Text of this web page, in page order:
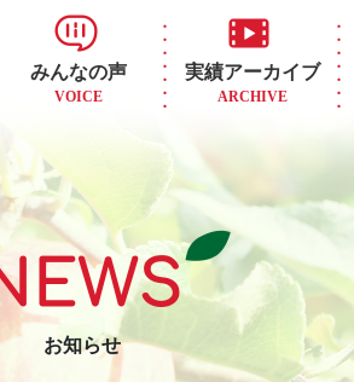
みんなの声
VOICE
実績アーカイブ
ARCHIVE
お知らせ